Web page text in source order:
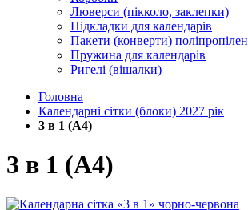
Люверси (пікколо, заклепки)
Підкладки для календарів
Пакети (конверти) поліпропілен
Пружина для календарів
Ригелі (вішалки)
Головна
Календарні сітки (блоки) 2027 рік
3 в 1 (А4)
3 в 1 (А4)